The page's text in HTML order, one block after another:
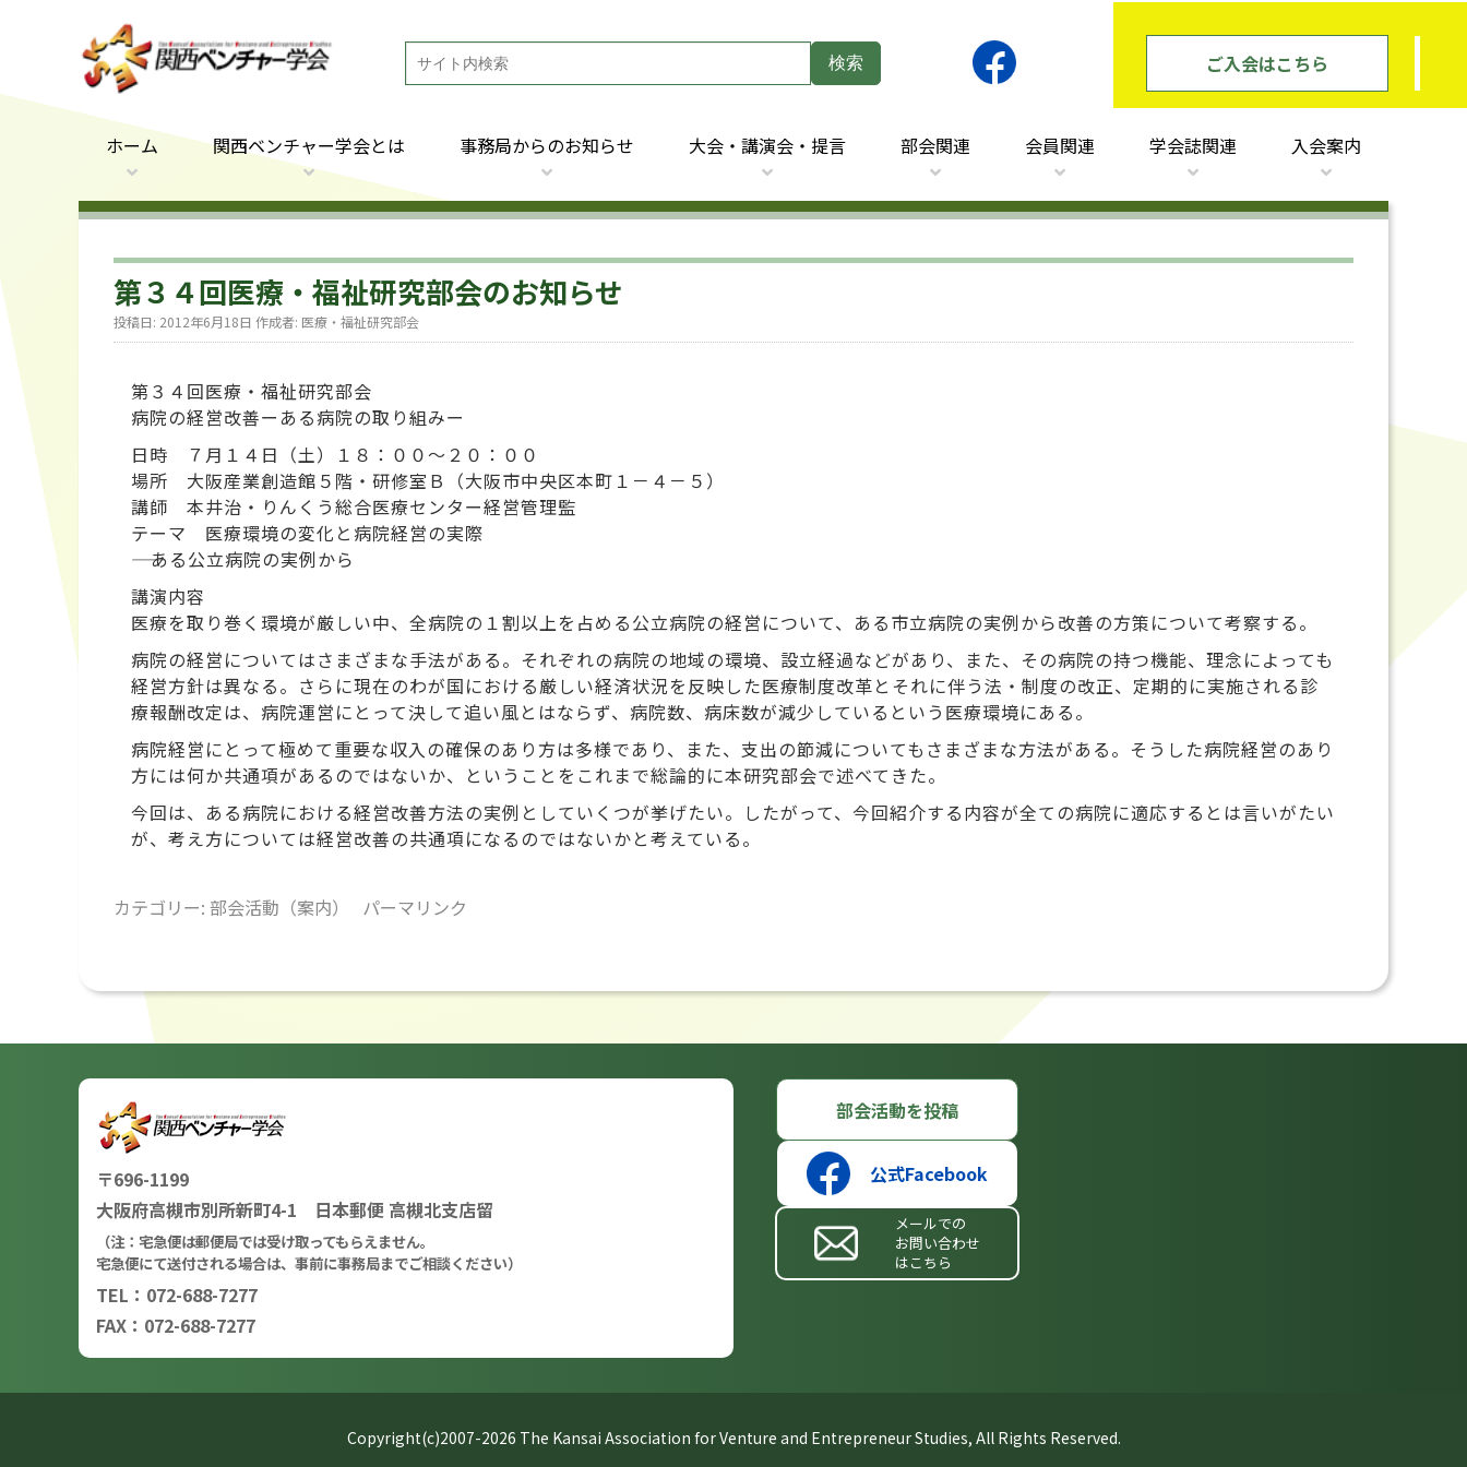
ご入会はこちら
ホーム 関西ベンチャー学会とは 事務局からのお知らせ 大会・講演会・提言 部会関連 会員関連 学会誌関連 入会案内
第３４回医療・福祉研究部会のお知らせ
投稿日: 2012年6月18日 作成者: 医療・福祉研究部会
第３４回医療・福祉研究部会
病院の経営改善ーある病院の取り組みー
日時 ７月１４日（土）１８：００～２０：００
場所 大阪産業創造館５階・研修室Ｂ（大阪市中央区本町１－４－５）
講師 本井治・りんくう総合医療センター経営管理監
テーマ 医療環境の変化と病院経営の実際
―― ある公立病院の実例から
講演内容
医療を取り巻く環境が厳しい中、全病院の１割以上を占める公立病院の経営について、ある市立病院の実例から改善の方策について考察する。
病院の経営についてはさまざまな手法がある。それぞれの病院の地域の環境、設立経過などがあり、また、その病院の持つ機能、理念によっても
経営方針は異なる。さらに現在のわが国における厳しい経済状況を反映した医療制度改革とそれに伴う法・制度の改正、定期的に実施される診
療報酬改定は、病院運営にとって決して追い風とはならず、病院数、病床数が減少しているという医療環境にある。
病院経営にとって極めて重要な収入の確保のあり方は多様であり、また、支出の節減についてもさまざまな方法がある。そうした病院経営のあり
方には何か共通項があるのではないか、ということをこれまで総論的に本研究部会で述べてきた。
今回は、ある病院における経営改善方法の実例としていくつが挙げたい。したがって、今回紹介する内容が全ての病院に適応するとは言いがたい
が、考え方については経営改善の共通項になるのではないかと考えている。
カテゴリー: 部会活動（案内） パーマリンク
〒696-1199
大阪府高槻市別所新町4-1 日本郵便 高槻北支店留
（注：宅急便は郵便局では受け取ってもらえません。
宅急便にて送付される場合は、事前に事務局までご相談ください）
TEL：072-688-7277
FAX：072-688-7277
部会活動を投稿
公式Facebook
メールでの
お問い合わせ
はこちら
Copyright(c)2007-2026 The Kansai Association for Venture and Entrepreneur Studies, All Rights Reserved.